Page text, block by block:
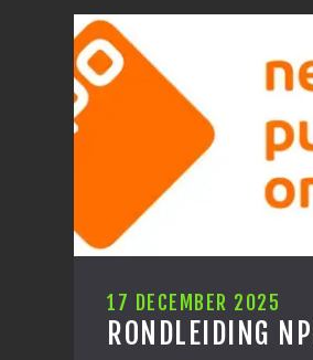
17 DECEMBER 2025
RONDLEIDING